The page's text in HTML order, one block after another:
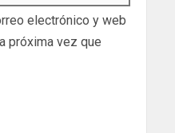
electrónico y web
próxima vez que